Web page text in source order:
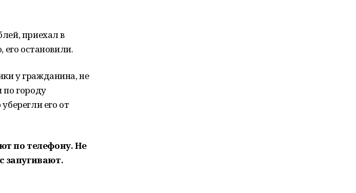
приехал в
его остановили.
у гражданина, не
городу
его от
по телефону. Не
запугивают.